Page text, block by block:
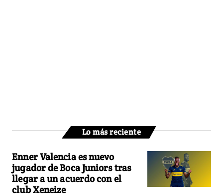
Lo más reciente
Enner Valencia es nuevo
jugador de Boca Juniors tras
llegar a un acuerdo con el
club Xeneize